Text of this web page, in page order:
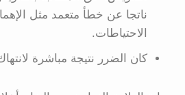
ناتجا عن خطأ متعمد مثل
الاحتياطات.
كان الضرر نتيجة مباشرة